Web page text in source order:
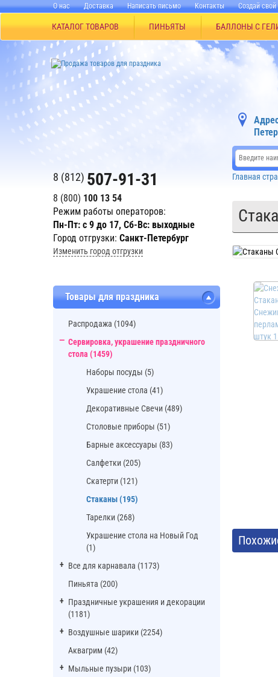
О нас Доставка Написать письмо Контакты Создай
КАТАЛОГ ТОВАРОВ ПИНЬЯТЫ БАЛЛОНЫ С
8 (812) 507-91-31
8 (800) 100 13 54
Режим работы операторов:
Пн-Пт: с 9 до 17, Сб-Вс: выходные
Город отгрузки: Санкт-Петербург
Изменить город отгрузки
Товары для праздника
Распродажа (1094)
Сервировка, украшение праздничного
стола (1459)
Наборы посуды (5)
Украшение стола (41)
Декоративные Свечи (489)
Cтоловые приборы (51)
Барные аксессуары (83)
Салфетки (205)
Скатерти (121)
Стаканы (195)
Тарелки (268)
Украшение стола на Новый Год
(1)
Все для карнавала (1173)
Пиньята (200)
Праздничные украшения и декорации
(1181)
Воздушные шарики (2254)
Аквагрим (42)
Мыльные пузыри (103)
Главная